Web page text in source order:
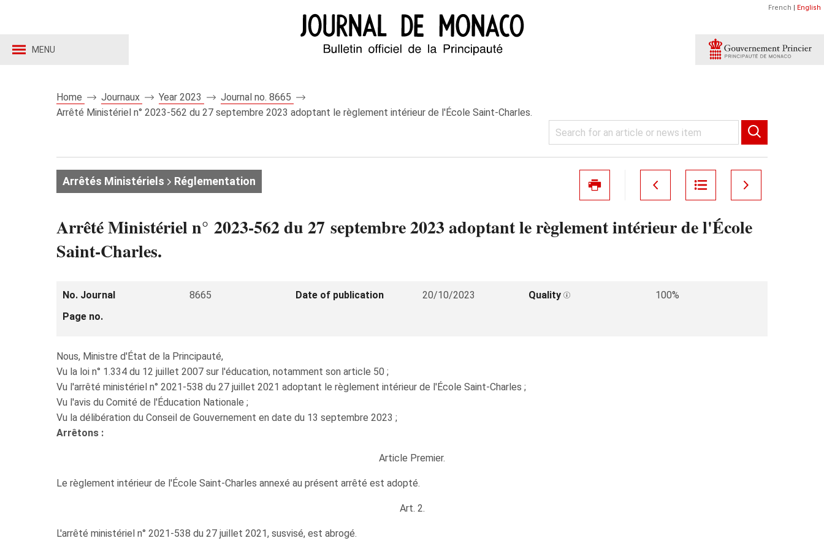
MENU
French | English
Home Journaux Year 2023
Journal no. 8665
Arrêté Ministériel n° 2023-562 du 27 septembre 2023 adoptant le règlement intérieur de l'École Saint-Charles.
Arrêtés Ministériels Réglementation
Arrêté Ministériel n° 2023-562 du 27 septembre 2023 adoptant le règlement intérieur de l'École
Saint-Charles.
No. Journal 8665 Date of publication 20/10/2023 Quality
100%
Page no.
Nous, Ministre d'État de la Principauté,
Vu la loi n° 1.334 du 12 juillet 2007 sur l'éducation, notamment son article 50 ;
Vu l'arrêté ministériel n° 2021-538 du 27 juillet 2021 adoptant le règlement intérieur de l'École Saint-Charles ;
Vu l'avis du Comité de l'Éducation Nationale ;
Vu la délibération du Conseil de Gouvernement en date du 13 septembre 2023 ;
Arrêtons :
Article Premier.
Le règlement intérieur de l'École Saint-Charles annexé au présent arrêté est adopté.
Art. 2.
L'arrêté ministériel n° 2021-538 du 27 juillet 2021, susvisé, est abrogé.